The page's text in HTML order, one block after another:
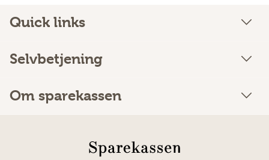
Quick links
Selvbetjening
Om sparekassen